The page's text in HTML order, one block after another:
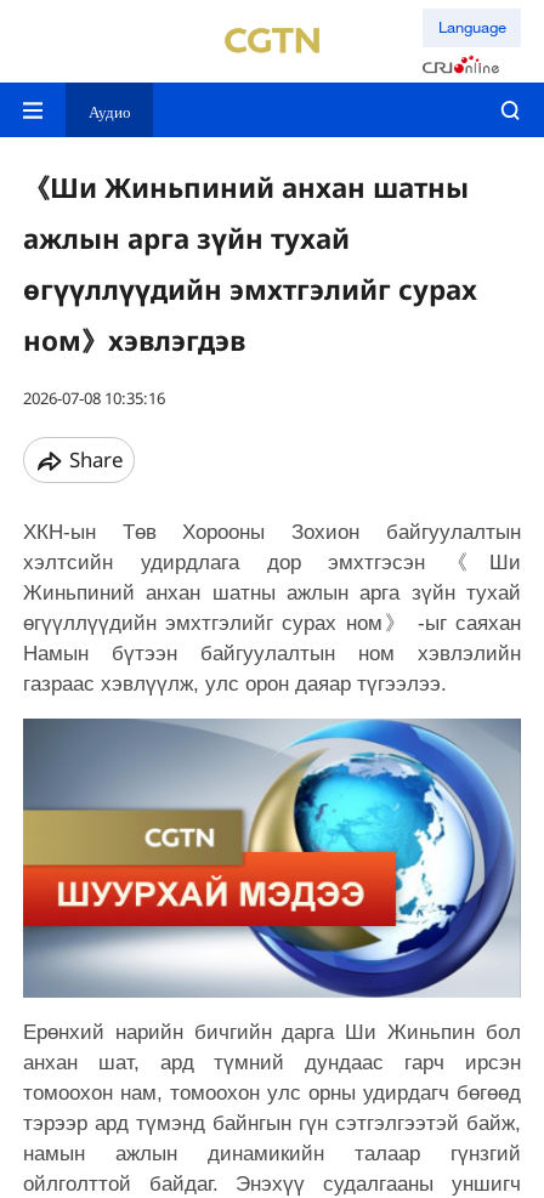
Language
Аудио
《Ши Жиньпиний анхан шатны
ажлын арга зүйн тухай
өгүүллүүдийн эмхтгэлийг сурах
ном》хэвлэгдэв
2026-07-08 10:35:16
Share
ХКН-ын Төв Хорооны Зохион байгуулалтын
хэлтсийн удирдлага дор эмхтгэсэн《Ши
Жиньпиний анхан шатны ажлын арга зүйн тухай
өгүүллүүдийн эмхтгэлийг сурах ном》 -ыг саяхан
Намын бүтээн байгуулалтын ном хэвлэлийн
газраас хэвлүүлж, улс орон даяар түгээлээ.
Ерөнхий нарийн бичгийн дарга Ши Жиньпин бол
анхан шат, ард түмний дундаас гарч ирсэн
томоохон нам, томоохон улс орны удирдагч бөгөөд
тэрээр ард түмэнд байнгын гүн сэтгэлгээтэй байж,
намын ажлын динамикийн талаар гүнзгий
ойлголттой байдаг. Энэхүү судалгааны уншигч